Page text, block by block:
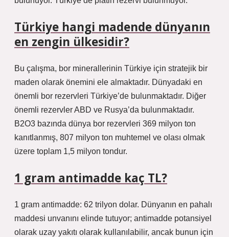
Türkiye hangi madende dünyanın
en zengin ülkesidir?
Bu çalışma, bor minerallerinin Türkiye için stratejik bir
maden olarak önemini ele almaktadır. Dünyadaki en
önemli bor rezervleri Türkiye’de bulunmaktadır. Diğer
önemli rezervler ABD ve Rusya’da bulunmaktadır.
B2O3 bazında dünya bor rezervleri 369 milyon ton
kanıtlanmış, 807 milyon ton muhtemel ve olası olmak
üzere toplam 1,5 milyon tondur.
1 gram antimadde kaç TL?
1 gram antimadde: 62 trilyon dolar. Dünyanın en pahalı
maddesi unvanını elinde tutuyor; antimadde potansiyel
olarak uzay yakıtı olarak kullanılabilir, ancak bunun için